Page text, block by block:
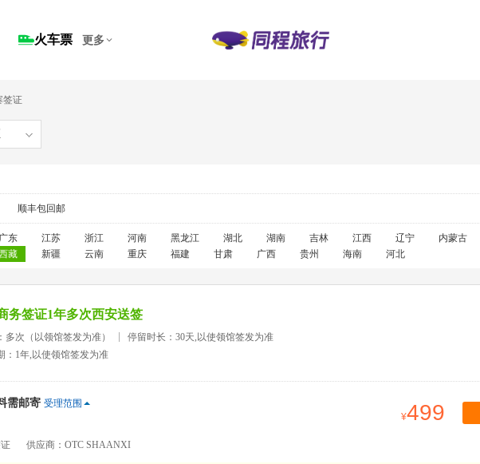
火车票 更多
签证
顺丰包回邮
广东 江苏 浙江 河南 黑龙江 湖北 湖南 吉林 江西 辽宁 内蒙古
藏 新疆 云南 重庆 福建 甘肃 广西 贵州 海南 河北
务签证1年多次西安送签
多次（以领馆签发为准）
停留时长：30天,以使领馆签发为准
：1年,以使领馆签发为准
需邮寄 受理范围
供应商：OTC SHAANXI
499